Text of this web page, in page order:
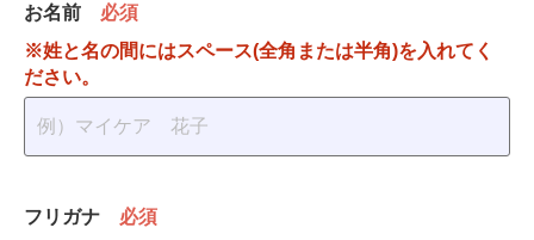
お名前
必須
※姓と名の間にはスペース(全角または半角)を入れてく
ださい。
フリガナ 必須